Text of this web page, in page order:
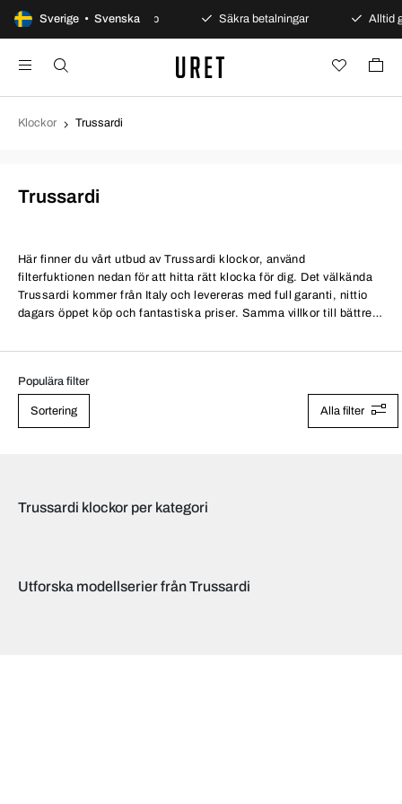
Sverige • Svenska
100 dagars öppet köp Säkra betalningar Alltid
Klockor Trussardi
Trussardi
Här finner du vårt utbud av Trussardi klockor, använd
filterfuktionen nedan för att hitta rätt klocka för dig. Det välkända
Trussardi kommer från Italy och levereras med full garanti, nittio
dagars öppet köp och fantastiska priser. Samma villkor till bättre
Populära filter
Sortering Alla filter
Trussardi klockor per kategori
Utforska modellserier från Trussardi